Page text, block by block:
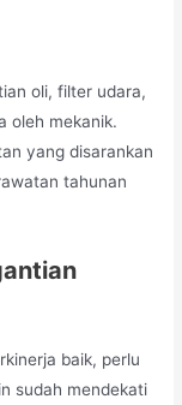
oli, filter udara,
oleh mekanik.
yang disarankan
tahunan
baik, perlu
sudah mendekati